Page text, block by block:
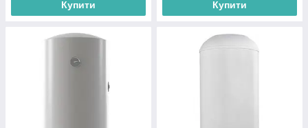
Купити Купити